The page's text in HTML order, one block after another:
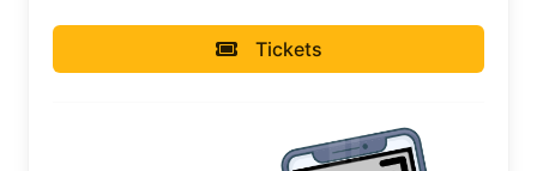
Tickets